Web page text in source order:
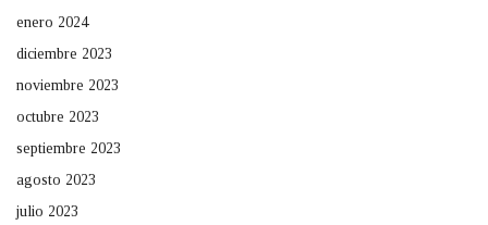
enero 2024
diciembre 2023
noviembre 2023
octubre 2023
septiembre 2023
agosto 2023
julio 2023